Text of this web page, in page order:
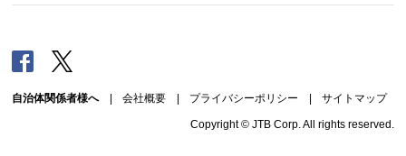
Facebook
自治体関係者様へ| 会社概要 プライバシーポリシー サイトマップ
Copyright © JTB Corp. All rights reserved.